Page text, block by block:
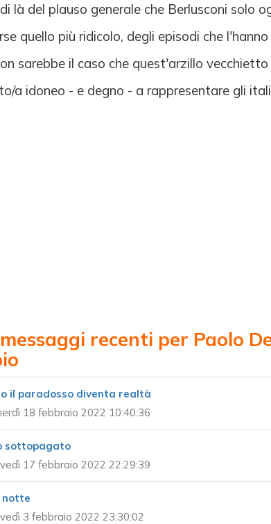
là del plauso generale che Berlusconi solo
quello più ridicolo, degli episodi che l'hanno
sarebbe il caso che quest'arzillo vecchietto
a idoneo - e degno - a rappresentare gli
recenti per Paolo
il paradosso diventa realtà
18 febbraio 2022 10:40:36
sottopagato
17 febbraio 2022 22:29:39
notte
3 febbraio 2022 23:30:02